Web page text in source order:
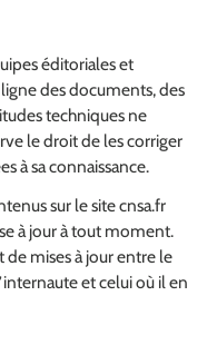
éditoriales et
des documents, des
techniques ne
le droit de les corriger
à sa connaissance.
sur le site cnsa.fr
à jour à tout moment.
mises à jour entre le
et celui où il en